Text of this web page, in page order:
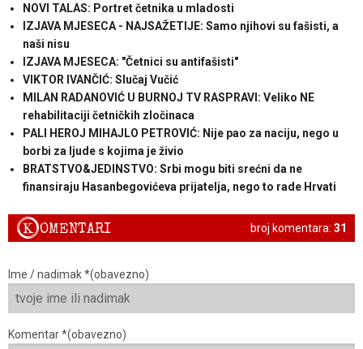
NOVI TALAS: Portret četnika u mladosti
IZJAVA MJESECA - NAJSAŽETIJE: Samo njihovi su fašisti, a
naši nisu
IZJAVA MJESECA: "Četnici su antifašisti"
VIKTOR IVANČIĆ: Slučaj Vučić
MILAN RADANOVIĆ U BURNOJ TV RASPRAVI: Veliko NE
rehabilitaciji četničkih zločinaca
PALI HEROJ MIHAJLO PETROVIĆ: Nije pao za naciju, nego u
borbi za ljude s kojima je živio
BRATSTVO&JEDINSTVO: Srbi mogu biti srećni da ne
finansiraju Hasanbegovićeva prijatelja, nego to rade Hrvati
broj komentara: 31
KOMENTARI
Ime / nadimak *(obavezno)
Komentar *(obavezno)